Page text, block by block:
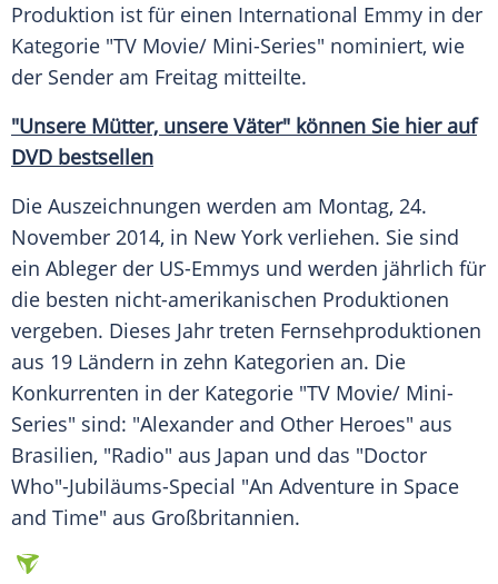
Produktion ist für einen International Emmy in der
Kategorie "TV Movie/ Mini-Series" nominiert, wie
der Sender am Freitag mitteilte.
"Unsere Mütter, unsere Väter" können Sie hier auf
DVD bestsellen
Die Auszeichnungen werden am Montag, 24.
November 2014, in New York verliehen. Sie sind
ein Ableger der US-Emmys und werden jährlich für
die besten nicht-amerikanischen Produktionen
vergeben. Dieses Jahr treten Fernsehproduktionen
aus 19 Ländern in zehn Kategorien an. Die
Konkurrenten in der Kategorie "TV Movie/ Mini-
Series" sind: "Alexander and Other Heroes" aus
Brasilien, "Radio" aus Japan und das "Doctor
Who"-Jubiläums-Special "An Adventure in Space
and Time" aus Großbritannien.